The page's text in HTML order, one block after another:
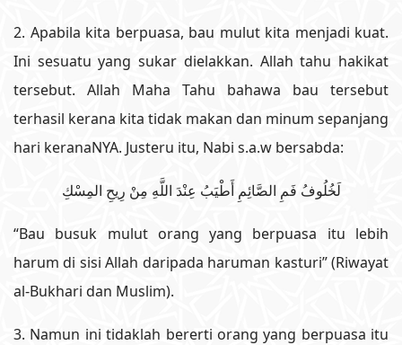
2. Apabila kita berpuasa, bau mulut kita menjadi kuat.
Ini sesuatu yang sukar dielakkan. Allah tahu hakikat
tersebut. Allah Maha Tahu bahawa bau tersebut
terhasil kerana kita tidak makan dan minum sepanjang
hari keranaNYA. Justeru itu, Nabi s.a.w bersabda:
لَخُلُوفُ فَمِ الصَّائِمِ أَطْيَبُ عِنْدَ اللَّهِ مِنْ رِيحِ المِسْكِ
“Bau busuk mulut orang yang berpuasa itu lebih
harum di sisi Allah daripada haruman kasturi” (Riwayat
al-Bukhari dan Muslim).
3. Namun ini tidaklah bererti orang yang berpuasa itu